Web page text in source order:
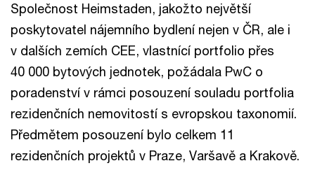
Společnost Heimstaden, jakožto největší
poskytovatel nájemního bydlení nejen v ČR, ale i
v dalších zemích CEE, vlastnící portfolio přes
40 000 bytových jednotek, požádala PwC o
poradenství v rámci posouzení souladu portfolia
rezidenčních nemovitostí s evropskou taxonomií.
Předmětem posouzení bylo celkem 11
rezidenčních projektů v Praze, Varšavě a Krakově.